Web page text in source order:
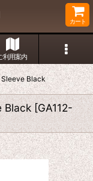
カート
利用案内
Sleeve Black
Black [GA112-